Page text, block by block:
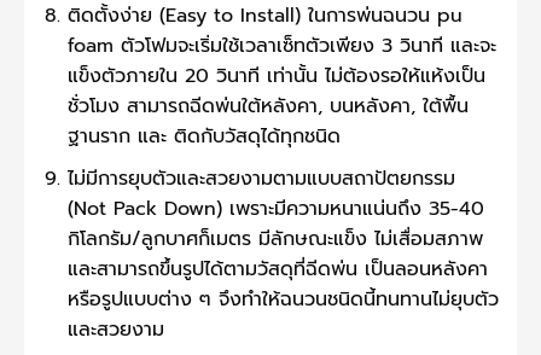
ติดตั้งง่าย (Easy to Install) ในการพ่นฉนวน pu
foam ตัวโฟมจะเริ่มใช้เวลาเซ็ทตัวเพียง 3 วินาที และจะ
แข็งตัวภายใน 20 วินาที เท่านั้น ไม่ต้องรอให้แห้งเป็น
ชั่วโมง สามารถฉีดพ่นใต้หลังคา, บนหลังคา, ใต้พื้น
ฐานราก และ ติดกับวัสดุได้ทุกชนิด
ไม่มีการยุบตัวและสวยงามตามแบบสถาปัตยกรรม
(Not Pack Down) เพราะมีความหนาแน่นถึง 35-40
กิโลกรัม/ลูกบาศก็เมตร มีลักษณะแข็ง ไม่เสื่อมสภาพ
และสามารถขึ้นรูปได้ตามวัสดุที่ฉีดพ่น เป็นลอนหลังคา
หรือรูปแบบต่าง ๆ จึงทำให้ฉนวนชนิดนี้ทนทานไม่ยุบตัว
และสวยงาม